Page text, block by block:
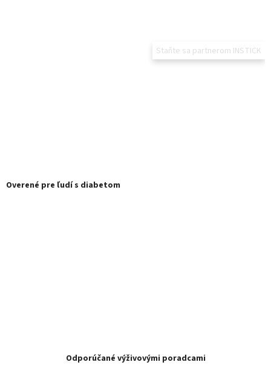
Staňte sa partnerom INSTICK
Overené pre ľudí s diabetom
Odporúčané výživovými poradcami